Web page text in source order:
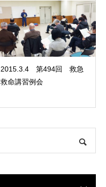
2015.3.4 第494回 救急
救命講習例会